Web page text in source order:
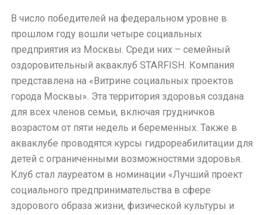
В число победителей на федеральном уровне в
прошлом году вошли четыре социальных
предприятия из Москвы. Среди них – семейный
оздоровительный акваклуб STARFISH. Компания
представлена на «Витрине социальных проектов
города Москвы». Эта территория здоровья создана
для всех членов семьи, включая грудничков
возрастом от пяти недель и беременных. Также в
акваклубе проводятся курсы гидрореабилитации для
детей с ограниченными возможностями здоровья.
Клуб стал лауреатом в номинации «Лучший проект
социального предпринимательства в сфере
здорового образа жизни, физической культуры и